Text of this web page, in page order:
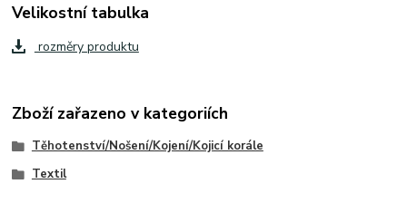
Velikostní tabulka
rozměry produktu
Zboží zařazeno v kategoriích
Těhotenství/Nošení/Kojení/Kojicí korále
Textil